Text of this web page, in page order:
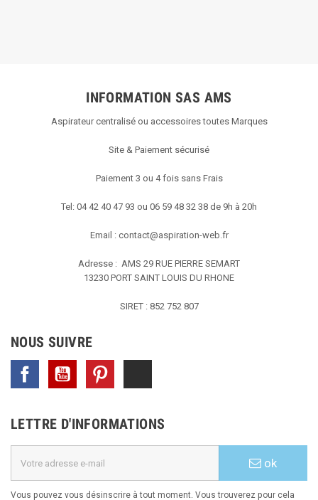
INFORMATION SAS AMS
Aspirateur centralisé ou accessoires toutes Marques
Site & Paiement sécurisé
Paiement 3 ou 4 fois sans Frais
Tel: 04 42 40 47 93 ou 06 59 48 32 38 de 9h à 20h
Email : contact@aspiration-web.fr
Adresse : AMS 29 RUE PIERRE SEMART
13230 PORT SAINT LOUIS DU RHONE
SIRET : 852 752 807
NOUS SUIVRE
Facebook YouTube
LETTRE D'INFORMATIONS
ok
Vous pouvez vous désinscrire à tout moment. Vous trouverez pour cela